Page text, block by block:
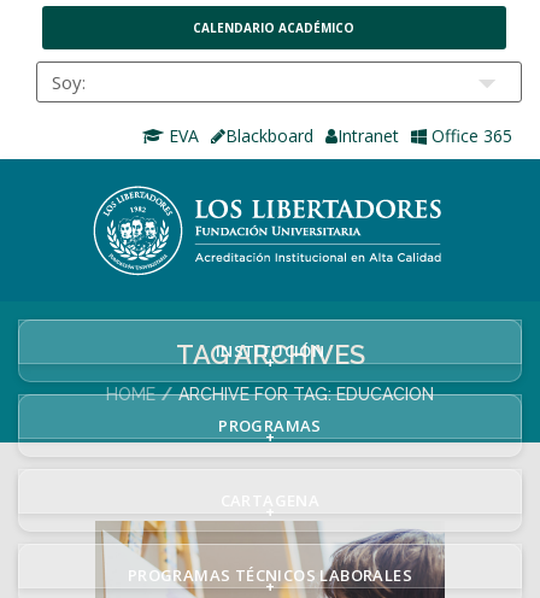
CALENDARIO ACADÉMICO
EVA Blackboard Intranet Office 365
INSTITUCIÓN
+
PROGRAMAS
+
+
PROGRAMAS TÉCNICOS LABORALES
+
TAG ARCHIVES
HOME ARCHIVE FOR TAG: EDUCACION